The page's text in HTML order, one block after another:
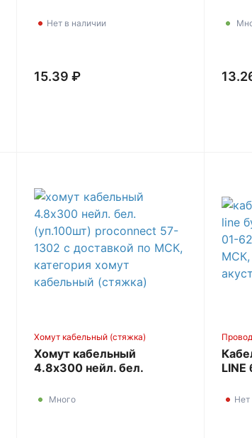
Нет в наличии
15.39 ₽
Хомут кабельный (стяжка)
Хомут кабельный
4.8х300 нейл. бел.
57-1302
Много
LINE
Нет